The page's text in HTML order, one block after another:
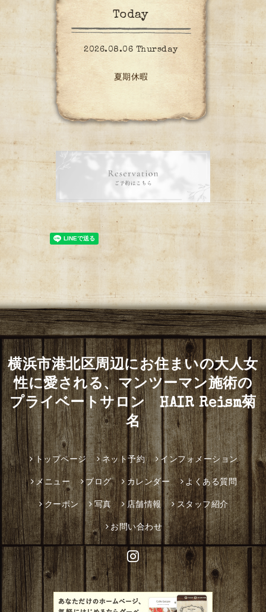
Today
2026.08.06 Thursday
夏期休暇
横浜市港北区周辺にお住まいの大人女
性に愛される、マンツーマン施術の
プライベートサロン HAIR Reism菊
名
トップページ ネット予約 インフォメーション
メニュー ブログ カレンダー よくある質問
クーポン 写真 店舗情報 スタッフ紹介
お問い合わせ